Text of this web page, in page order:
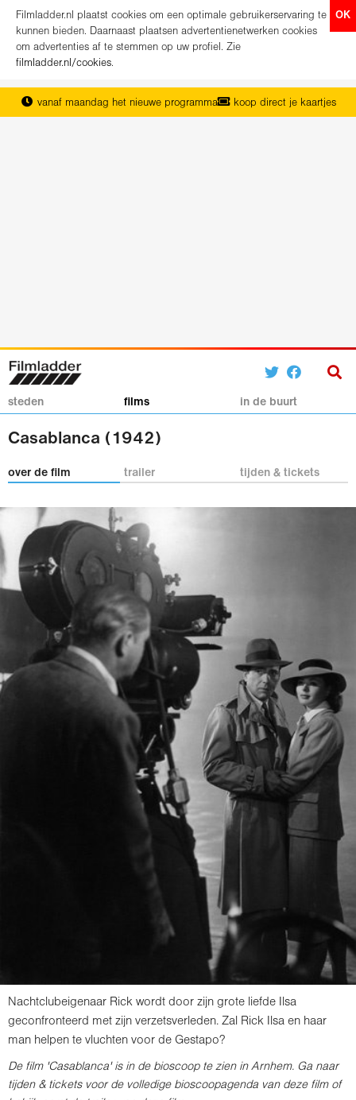
OK
Filmladder.nl plaatst cookies om een optimale gebruikerservaring te
kunnen bieden. Daarnaast plaatsen advertentienetwerken cookies
om advertenties af te stemmen op uw profiel. Zie
filmladder.nl/cookies.
vanaf maandag het nieuwe programma
koop direct je kaartjes
het complete overzicht van Nederland
steden films in de buurt
Casablanca (1942)
over de film trailer tijden & tickets
Nachtclubeigenaar Rick wordt door zijn grote liefde Ilsa
geconfronteerd met zijn verzetsverleden. Zal Rick Ilsa en haar
man helpen te vluchten voor de Gestapo?
De film 'Casablanca' is in de bioscoop te zien in Arnhem. Ga naar
tijden & tickets voor de volledige bioscoopagenda van deze film of